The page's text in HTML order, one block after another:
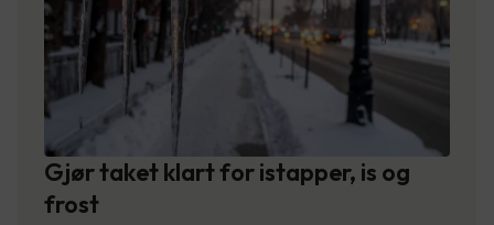
Gjør taket klart for istapper, is og
frost